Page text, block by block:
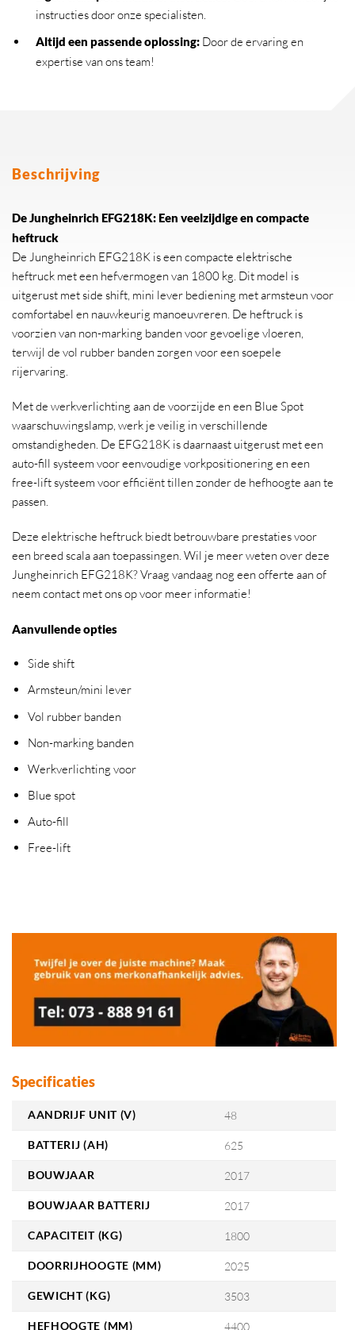
instructies door onze specialisten.
Altijd een passende oplossing:Door de ervaring en
expertise van ons team!
Beschrijving
De Jungheinrich EFG218K: Een veelzijdige en compacte
heftruck
De Jungheinrich EFG218K is een compacte elektrische
heftruck met een hefvermogen van 1800 kg. Dit model is
uitgerust met side shift, mini lever bediening met armsteun voor
comfortabel en nauwkeurig manoeuvreren. De heftruck is
voorzien van non-marking banden voor gevoelige vloeren,
terwijl de vol rubber banden zorgen voor een soepele
rijervaring.
Met de werkverlichting aan de voorzijde en een Blue Spot
waarschuwingslamp, werk je veilig in verschillende
omstandigheden. De EFG218K is daarnaast uitgerust met een
auto-fill systeem voor eenvoudige vorkpositionering en een
free-lift systeem voor efficiënt tillen zonder de hefhoogte aan te
passen.
Deze elektrische heftruck biedt betrouwbare prestaties voor
een breed scala aan toepassingen. Wil je meer weten over deze
Jungheinrich EFG218K? Vraag vandaag nog een offerte aan of
neem contact met ons op voor meer informatie!
Aanvullende opties
Side shift
Armsteun/mini lever
Vol rubber banden
Non-marking banden
Werkverlichting voor
Blue spot
Auto-fill
Free-lift
Specificaties
AANDRIJF UNIT (V) 48
BATTERIJ (AH) 625
BOUWJAAR 2017
BOUWJAAR BATTERIJ 2017
CAPACITEIT (KG) 1800
DOORRIJHOOGTE (MM) 2025
GEWICHT (KG) 3503
HEFHOOGTE (MM) 4400